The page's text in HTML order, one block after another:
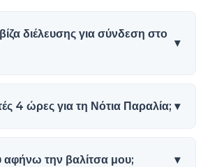
διέλευσης για σύνδεση στο
▾
4 ώρες για τη Νότια Παραλία; ▾
αφήνω την βαλίτσα μου; ▾